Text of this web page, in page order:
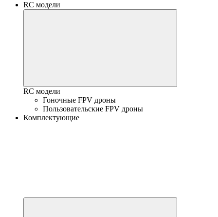
RC модели
RC модели
Гоночные FPV дроны
Пользовательские FPV дроны
Комплектующие